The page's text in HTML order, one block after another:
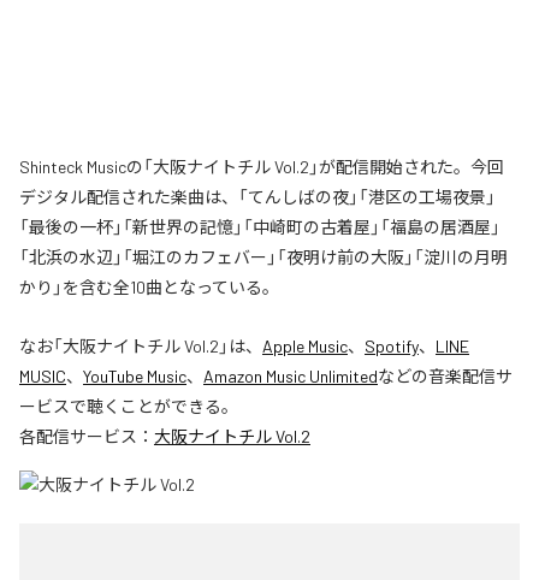
Shinteck Musicの「大阪ナイトチル Vol.2」が配信開始された。今回
デジタル配信された楽曲は、「てんしばの夜」「港区の工場夜景」
「最後の一杯」「新世界の記憶」「中崎町の古着屋」「福島の居酒屋」
「北浜の水辺」「堀江のカフェバー」「夜明け前の大阪」「淀川の月明
かり」を含む全10曲となっている。
なお「大阪ナイトチル Vol.2 」は、 Apple Music、 Spotify、 LINE
MUSIC、 YouTube Music、 Amazon Music Unlimitedなどの音楽配信サ
ービスで聴くことができる。
各配信サービス： 大阪ナイトチル Vol.2